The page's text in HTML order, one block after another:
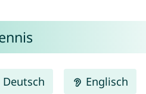
Deutsch Englisch